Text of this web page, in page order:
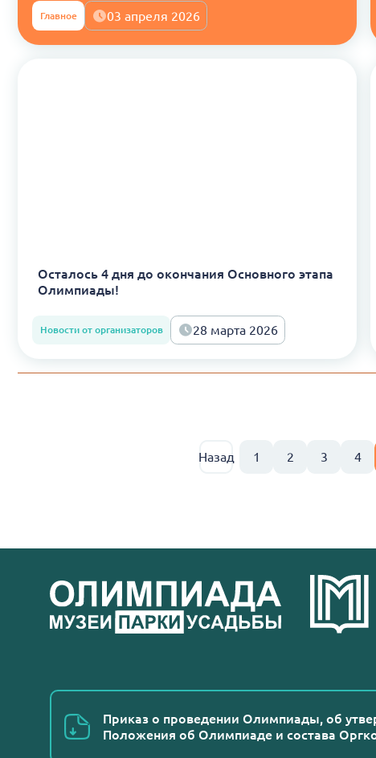
Главное 03 апреля 2026
Осталось 4 дня до окончания Основного этапа
Олимпиады!
Новости от организаторов 28 марта 2026
Назад 1 2 3 4
Приказ о проведении Олимпиады, об
Положения об Олимпиаде и состава